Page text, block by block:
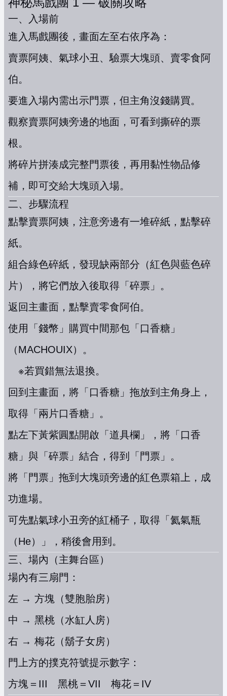
一、入場前
進入馬戲團後，畫面左至右依序為：
賣票阿姨、氣球小丑、驗票大塊頭、賣零食阿
伯。
要進入場內需出示門票，但主角沒錢購買。
觀察賣票阿姨旁邊的地面，可看到撕碎的票
根。
將碎片拼湊成完整門票後，再用黏性物品修
補，即可交給大塊頭入場。
二、步驟流程
點擊賣票阿姨，注意旁邊有一堆碎紙，點擊碎
紙。
組合綠色碎紙，發現缺兩部分（紅色與藍色碎
片），將它們放入後取得「碎票」。
返回主畫面，點擊賣零食阿伯。
使用「錢幣」購買中間那包「口香糖」
（MACHOUIX）。
※若買錯無法退換。
回到主畫面，將「口香糖」拖放到主角身上，
取得「兩片口香糖」。
點左下黃紫圓點開啟「道具欄」，將「口香
糖」與「碎票」結合，得到「門票」。
將「門票」拖到大塊頭旁邊的紅色票箱上，成
功進場。
可先點氣球小丑旁的紅桶子，取得「氦氣瓶
（He）」，稍後會用到。
三、場內（主舞台區）
場內有三扇門：
左 → 方塊（雙胞胎房）
中 → 黑桃（水缸人房）
右 → 梅花（鬍子女房）
門上方的撲克符號提示數字：
方塊＝III 黑桃＝VII 梅花＝IV